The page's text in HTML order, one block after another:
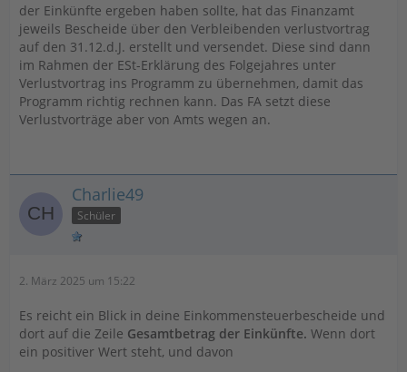
der Einkünfte ergeben haben sollte, hat das Finanzamt
jeweils Bescheide über den Verbleibenden verlustvortrag
auf den 31.12.d.J. erstellt und versendet. Diese sind dann
im Rahmen der ESt-Erklärung des Folgejahres unter
Verlustvortrag ins Programm zu übernehmen, damit das
Programm richtig rechnen kann. Das FA setzt diese
Verlustvorträge aber von Amts wegen an.
Charlie49
Schüler
2. März 2025 um 15:22
Es reicht ein Blick in deine Einkommensteuerbescheide und
dort auf die Zeile Gesamtbetrag der Einkünfte. Wenn dort
ein positiver Wert steht, und davon